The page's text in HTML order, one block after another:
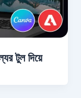
টুল দিয়ে